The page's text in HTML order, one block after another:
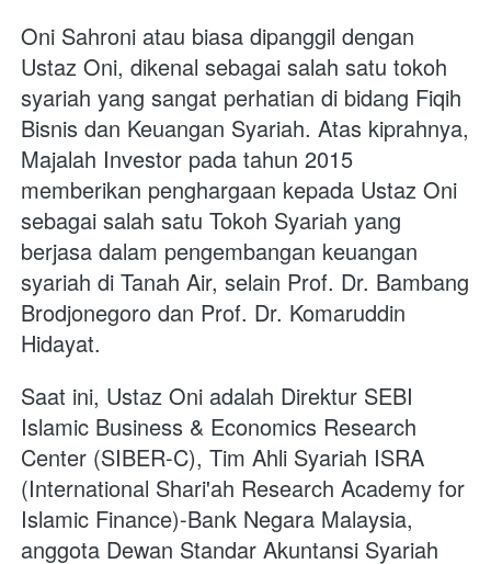
Oni Sahroni atau biasa dipanggil dengan
Ustaz Oni, dikenal sebagai salah satu tokoh
syariah yang sangat perhatian di bidang Fiqih
Bisnis dan Keuangan Syariah. Atas kiprahnya,
Majalah Investor pada tahun 2015
memberikan penghargaan kepada Ustaz Oni
sebagai salah satu Tokoh Syariah yang
berjasa dalam pengembangan keuangan
syariah di Tanah Air, selain Prof. Dr. Bambang
Brodjonegoro dan Prof. Dr. Komaruddin
Hidayat.
Saat ini, Ustaz Oni adalah Direktur SEBI
Islamic Business & Economics Research
Center (SIBER-C), Tim Ahli Syariah ISRA
(International Shari'ah Research Academy for
Islamic Finance)-Bank Negara Malaysia,
anggota Dewan Standar Akuntansi Syariah